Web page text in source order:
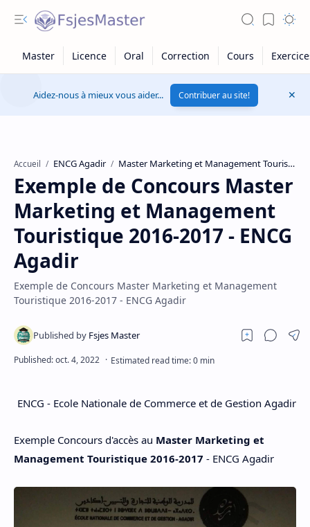
Aidez-nous à mieux vous aider... Contribuer au site!
Accueil ENCG Agadir Master Marketing et Management Touristique
Exemple de Concours Master
Marketing et Management
Touristique 2016-2017 - ENCG
Agadir
Exemple de Concours Master Marketing et Management
Touristique 2016-2017 - ENCG Agadir
ENCG - Ecole Nationale de Commerce et de Gestion Agadir
Exemple Concours d'accès au Master Marketing et
Management Touristique 2016-2017 - ENCG Agadir